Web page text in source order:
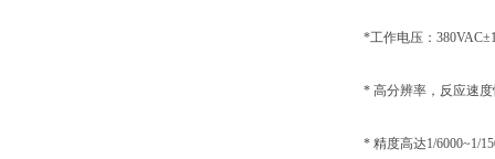
*工作电压：
* 高分辨率，反应速度
* 精度高达1/6000~1/